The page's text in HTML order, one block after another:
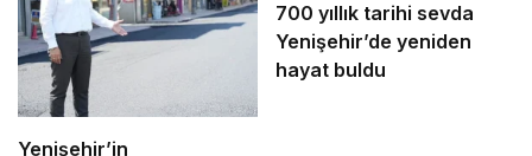
Yenişehir’in
700 yıllık tarihi sevda
Yenişehir’de yeniden
hayat buldu